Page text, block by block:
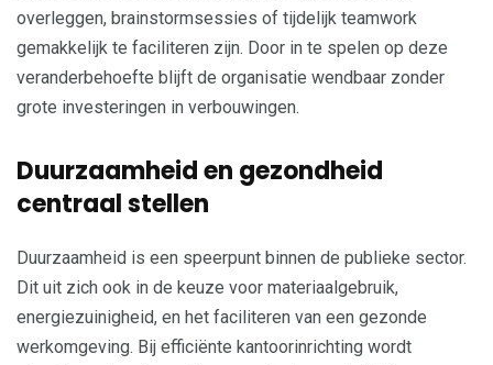
overleggen, brainstormsessies of tijdelijk teamwork
gemakkelijk te faciliteren zijn. Door in te spelen op deze
veranderbehoefte blijft de organisatie wendbaar zonder
grote investeringen in verbouwingen.
Duurzaamheid en gezondheid
centraal stellen
Duurzaamheid is een speerpunt binnen de publieke sector.
Dit uit zich ook in de keuze voor materiaalgebruik,
energiezuinigheid, en het faciliteren van een gezonde
werkomgeving. Bij efficiënte kantoorinrichting wordt